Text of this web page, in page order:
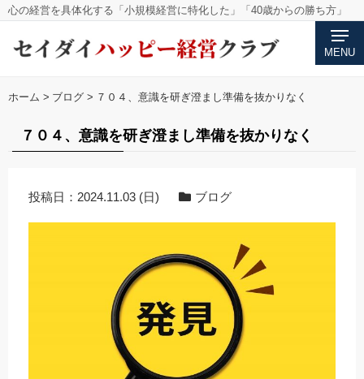
心の経営を具体化する「小規模経営に特化した」「40歳からの勝ち方」
MENU
ホーム > ブログ > ７０４、意識を研ぎ澄まし準備を抜かりなく
７０４、意識を研ぎ澄まし準備を抜かりなく
投稿日： 2024.11.03 (日) ブログ